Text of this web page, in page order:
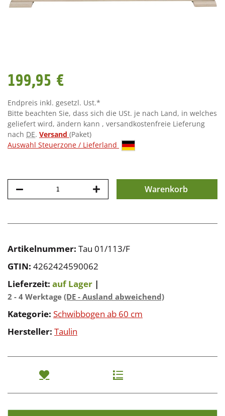
199,95 €
Endpreis inkl. gesetzl. Ust.*
Bitte beachten Sie, dass sich die USt. je nach Land, in welches
geliefert wird, ändern kann , versandkostenfreie Lieferung
nach DE. Versand (Paket)
Auswahl Steuerzone / Lieferland
Warenkorb
Artikelnummer: Tau 01/113/F
GTIN: 4262424590062
Lieferzeit: auf Lager |
2 - 4 Werktage (DE - Ausland abweichend)
Kategorie: Schwibbogen ab 60 cm
Hersteller: Taulin